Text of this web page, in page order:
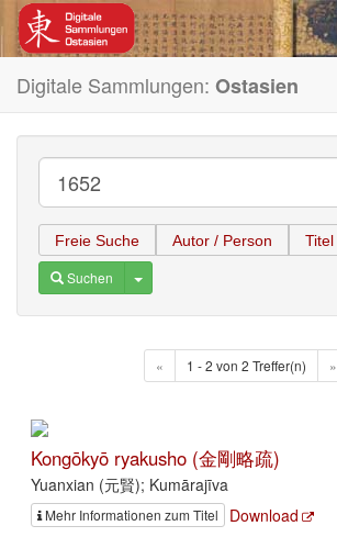
Digitale Sammlungen: Ostasien
Freie Suche Autor / Person Titel
Suchen Toggle Dropdown
« 1 - 2 von 2 Treffer(n) »
Kongōkyō ryakusho (金剛略疏)
Yuanxian (元賢); Kumārajīva
Mehr Informationen zum Titel Download